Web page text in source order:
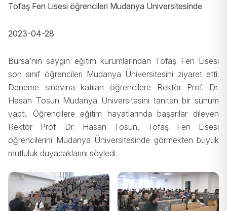
Tofaş Fen Lisesi öğrencileri Mudanya Üniversitesinde
2023-04-28
Bursa’nın saygın eğitim kurumlarından Tofaş Fen Lisesi
son sınıf öğrencileri Mudanya Üniversitesini ziyaret etti.
Deneme sınavına katılan öğrencilere Rektör Prof. Dr.
Hasan Tosun Mudanya Üniversitesini tanıtan bir sunum
yaptı. Öğrencilere eğitim hayatlarında başarılar dileyen
Rektör Prof. Dr. Hasan Tosun, Tofaş Fen Lisesi
öğrencilerini Mudanya Üniversitesinde görmekten büyük
mutluluk duyacaklarını söyledi.